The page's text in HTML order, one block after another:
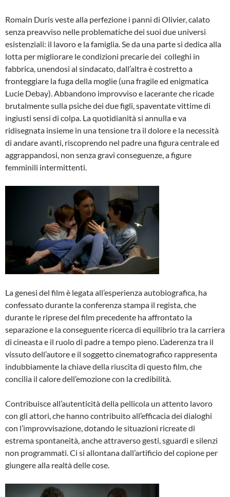
Romain Duris veste alla perfezione i panni di Olivier, calato
senza preavviso nelle problematiche dei suoi due universi
esistenziali: il lavoro e la famiglia. Se da una parte si dedica alla
lotta per migliorare le condizioni precarie dei colleghi in
fabbrica, unendosi al sindacato, dall’altra è costretto a
fronteggiare la fuga della moglie (una fragile ed enigmatica
Lucie Debay). Abbandono improvviso e lacerante che ricade
brutalmente sulla psiche dei due figli, spaventate vittime di
ingiusti sensi di colpa. La quotidianità si annulla e va
ridisegnata insieme in una tensione tra il dolore e la necessità
di andare avanti, riscoprendo nel padre una figura centrale ed
aggrappandosi, non senza gravi conseguenze, a figure
femminili intermittenti.
La genesi del film è legata all’esperienza autobiografica, ha
confessato durante la conferenza stampa il regista, che
durante le riprese del film precedente ha affrontato la
separazione e la conseguente ricerca di equilibrio tra la carriera
di cineasta e il ruolo di padre a tempo pieno. L’aderenza tra il
vissuto dell’autore e il soggetto cinematografico rappresenta
indubbiamente la chiave della riuscita di questo film, che
concilia il calore dell’emozione con la credibilità.
Contribuisce all’autenticità della pellicola un attento lavoro
con gli attori, che hanno contribuito all’efficacia dei dialoghi
con l’improvvisazione, dotando le situazioni ricreate di
estrema spontaneità, anche attraverso gesti, sguardi e silenzi
non programmati. Ci si allontana dall’artificio del copione per
giungere alla realtà delle cose.